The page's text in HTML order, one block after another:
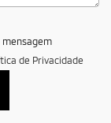
mensagem
de Privacidade